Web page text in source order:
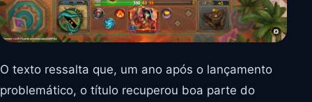
O texto ressalta que, um ano após o lançamento
problemático, o título recuperou boa parte do